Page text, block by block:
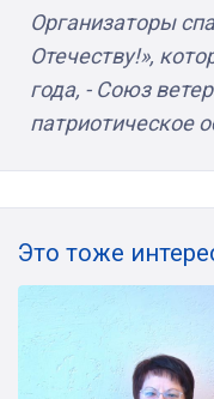
Организаторы
Отечеству!»,
года, - Союз
патриотическое
Это тоже